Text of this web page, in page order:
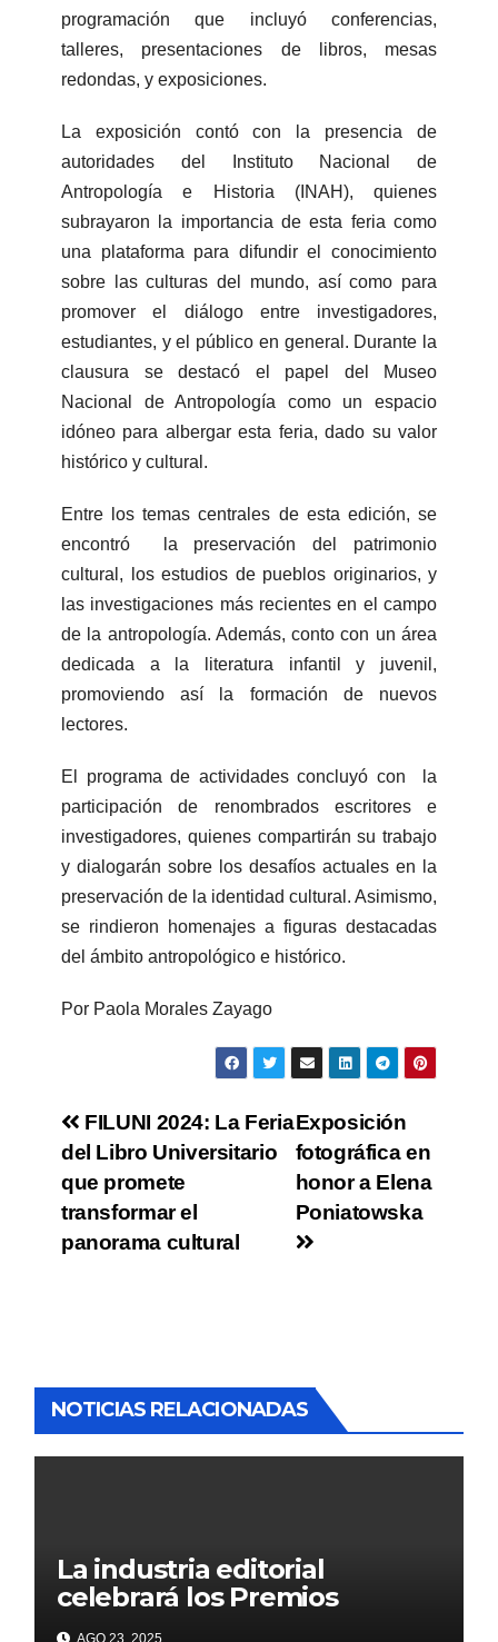
programación que incluyó conferencias,
talleres, presentaciones de libros, mesas
redondas, y exposiciones.
La exposición contó con la presencia de
autoridades del Instituto Nacional de
Antropología e Historia (INAH), quienes
subrayaron la importancia de esta feria como
una plataforma para difundir el conocimiento
sobre las culturas del mundo, así como para
promover el diálogo entre investigadores,
estudiantes, y el público en general. Durante la
clausura se destacó el papel del Museo
Nacional de Antropología como un espacio
idóneo para albergar esta feria, dado su valor
histórico y cultural.
Entre los temas centrales de esta edición, se
encontró la preservación del patrimonio
cultural, los estudios de pueblos originarios, y
las investigaciones más recientes en el campo
de la antropología. Además, conto con un área
dedicada a la literatura infantil y juvenil,
promoviendo así la formación de nuevos
lectores.
El programa de actividades concluyó con la
participación de renombrados escritores e
investigadores, quienes compartirán su trabajo
y dialogarán sobre los desafíos actuales en la
preservación de la identidad cultural. Asimismo,
se rindieron homenajes a figuras destacadas
del ámbito antropológico e histórico.
Por Paola Morales Zayago
Exposición
fotográfica en
honor a Elena
Poniatowska
FILUNI 2024: La Feria
del Libro Universitario
que promete
transformar el
panorama cultural
NOTICIAS RELACIONADAS
La industria editorial
celebrará los Premios
CANIEM 2025 el 12 de
AGO 23, 2025